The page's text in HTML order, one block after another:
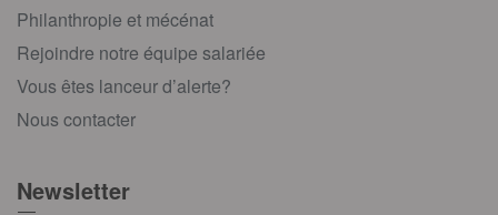
Philanthropie et mécénat
Rejoindre notre équipe salariée
Vous êtes lanceur d’alerte?
Nous contacter
Newsletter